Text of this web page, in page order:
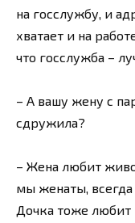
на госслужбу, и
хватает и на
что госслужба –
– А вашу жену с
сдружила?
– Жена любит
мы женаты,
Дочка тоже